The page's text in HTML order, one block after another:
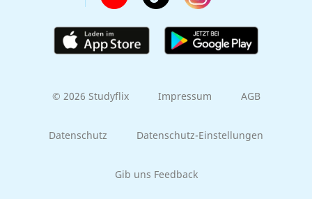
© 2026 Studyflix Impressum AGB
Datenschutz Datenschutz-Einstellungen
Gib uns Feedback